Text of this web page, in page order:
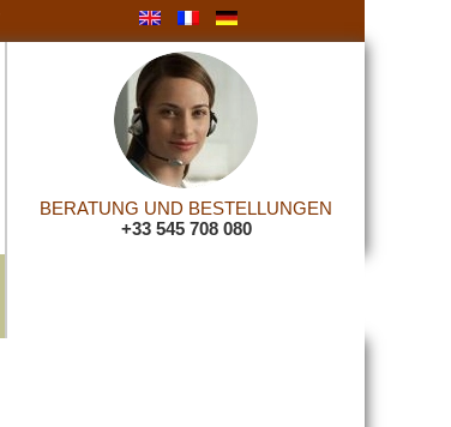
BERATUNG UND BESTELLUNGEN
+33 545 708 080